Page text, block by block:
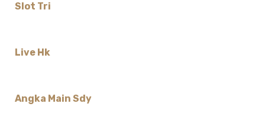
Slot Tri
Live Hk
Angka Main Sdy